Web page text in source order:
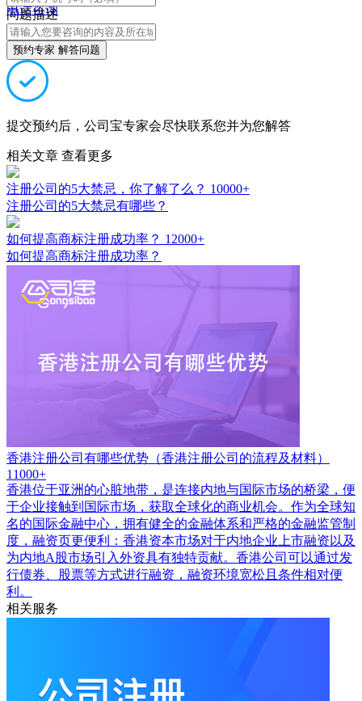
电话咨询
问题描述
预约专家 解答问题
提交预约后，公司宝专家会尽快联系您并为您解答
相关文章 查看更多
注册公司的5大禁忌，你了解了么？ 10000+
注册公司的5大禁忌有哪些？
如何提高商标注册成功率？ 12000+
如何提高商标注册成功率？
香港注册公司有哪些优势（香港注册公司的流程及材料）
11000+
香港位于亚洲的心脏地带，是连接内地与国际市场的桥梁，便
于企业接触到国际市场，获取全球化的商业机会。作为全球知
名的国际金融中心，拥有健全的金融体系和严格的金融监管制
度，融资页更便利：香港资本市场对于内地企业上市融资以及
为内地A股市场引入外资具有独特贡献。香港公司可以通过发
行债券、股票等方式进行融资，融资环境宽松且条件相对便
利。
相关服务